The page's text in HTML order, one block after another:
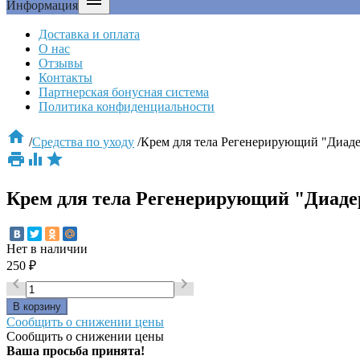
Информация
Доставка и оплата
О нас
Отзывы
Контакты
Партнерская бонусная система
Политика конфиденциальности
 /Средства по уходу /Крем для тела Регенерирующий
  
Крем для тела Регенерирующий
Нет в наличии
250 ₽
 
Сообщить о снижении цены
Сообщить о снижении цены
Ваша просьба принята!